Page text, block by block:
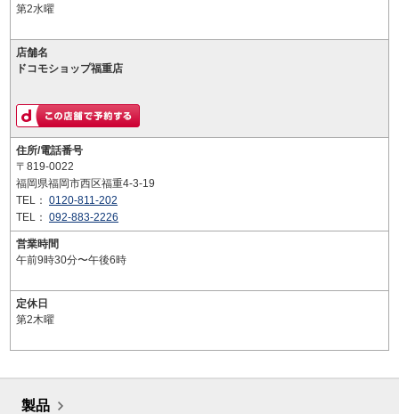
第2水曜
店舗名
ドコモショップ福重店
住所/電話番号
〒819-0022
福岡県福岡市西区福重4-3-19
TEL： 0120-811-202
TEL： 092-883-2226
営業時間
午前9時30分〜午後6時
定休日
第2木曜
製品